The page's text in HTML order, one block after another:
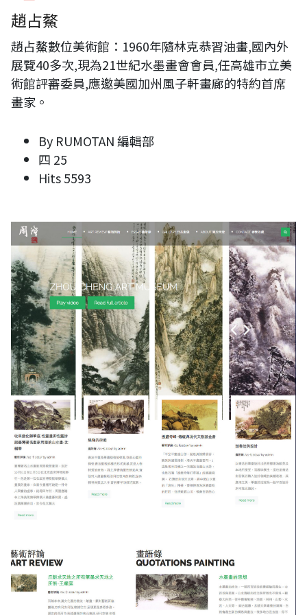
趙占鰲
趙占鰲數位美術館：1960年隨林克恭習油畫,國內外
展覽40多次,現為21世紀水墨畫會會員,任高雄市立美
術館評審委員,應邀美國加州風子軒畫廊的特約首席
畫家。
By RUMOTAN 編輯部
四 25
Hits5593